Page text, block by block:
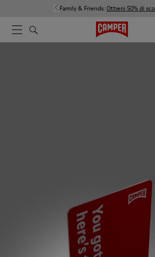
Family & Friends: Ottieni 50% di